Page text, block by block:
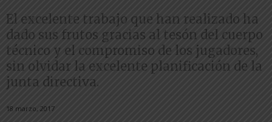
El excelente trabajo que han realizado ha
dado sus frutos gracias al tesón del cuerpo
técnico y el compromiso de los jugadores,
sin olvidar la excelente planificación de la
junta directiva.
18 marzo, 2017